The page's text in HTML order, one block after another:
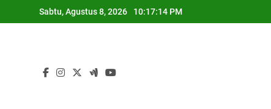
to
Sabtu, Agustus 8, 2026 10:17:15 PM